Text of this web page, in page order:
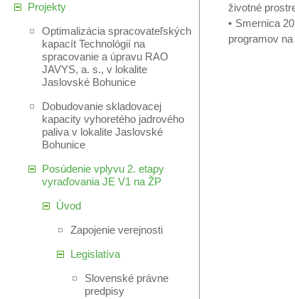
Projekty
Optimalizácia spracovateľských
kapacít Technológií na
spracovanie a úpravu RAO
JAVYS, a. s., v lokalite
Jaslovské Bohunice
Dobudovanie skladovacej
kapacity vyhoretého jadrového
paliva v lokalite Jaslovské
Bohunice
Posúdenie vplyvu 2. etapy
vyraďovania JE V1 na ŽP
Úvod
Zapojenie verejnosti
Legislatíva
Slovenské právne
predpisy
životné
• Smernica
programov